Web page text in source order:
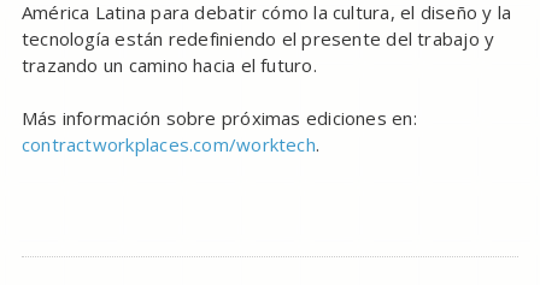
América Latina para debatir cómo la cultura, el diseño y la
tecnología están redefiniendo el presente del trabajo y
trazando un camino hacia el futuro.
Más información sobre próximas ediciones en:
contractworkplaces.com/worktech.